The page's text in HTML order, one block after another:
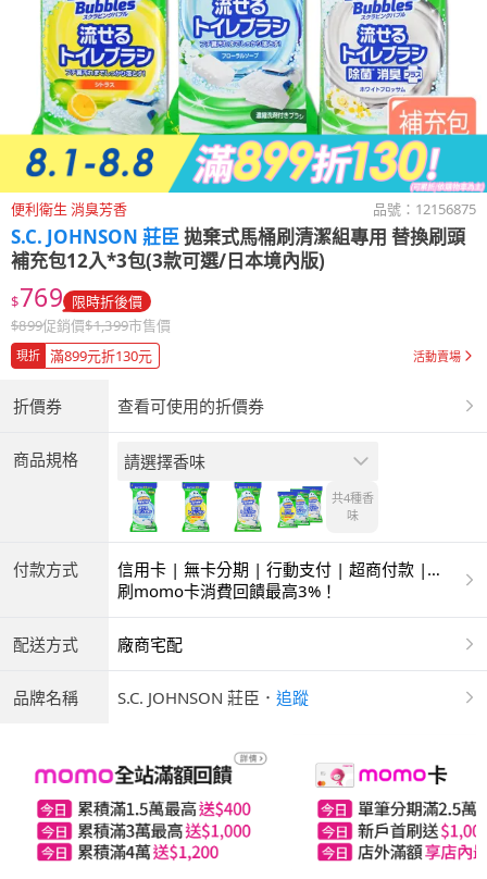
便利衛生 消臭芳香 品號： 12156875
S.C. JOHNSON 莊臣拋棄式馬桶刷清潔組專用 替換刷頭
補充包12入*3包(3款可選/日本境內版)
$769 限時折後價
$899促銷價$1,399市售價
現折 滿899元折130元 活動賣場
折價券 查看可使用的折價券
商品規格 請選擇香味
共4種香
味
付款方式
信用卡 | 無卡分期 | 行動支付 | 超商付款 |
ATM | 銀聯卡
刷momo卡消費回饋最高3%！
配送方式 廠商宅配
品牌名稱 S.C. JOHNSON 莊臣 ． 追蹤